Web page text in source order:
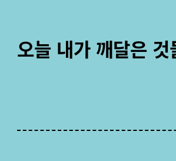
오늘 내가 깨달은 것